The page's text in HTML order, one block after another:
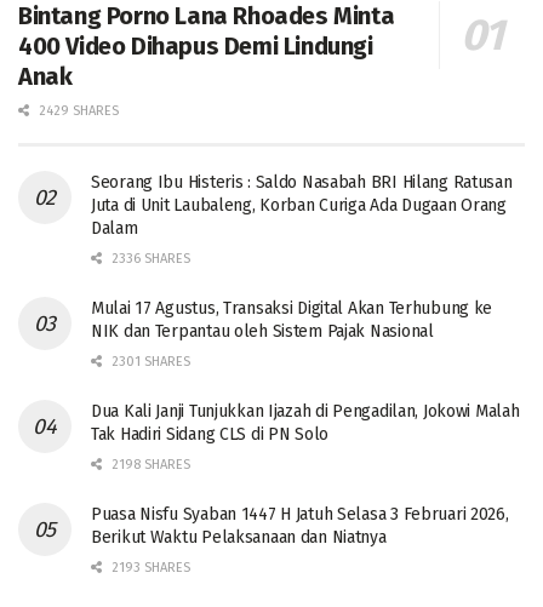
Bintang Porno Lana Rhoades Minta
400 Video Dihapus Demi Lindungi
Anak
2429 SHARES
Seorang Ibu Histeris : Saldo Nasabah BRI Hilang Ratusan
Juta di Unit Laubaleng, Korban Curiga Ada Dugaan Orang
Dalam
2336 SHARES
Mulai 17 Agustus, Transaksi Digital Akan Terhubung ke
NIK dan Terpantau oleh Sistem Pajak Nasional
2301 SHARES
Dua Kali Janji Tunjukkan Ijazah di Pengadilan, Jokowi Malah
Tak Hadiri Sidang CLS di PN Solo
2198 SHARES
Puasa Nisfu Syaban 1447 H Jatuh Selasa 3 Februari 2026,
Berikut Waktu Pelaksanaan dan Niatnya
2193 SHARES